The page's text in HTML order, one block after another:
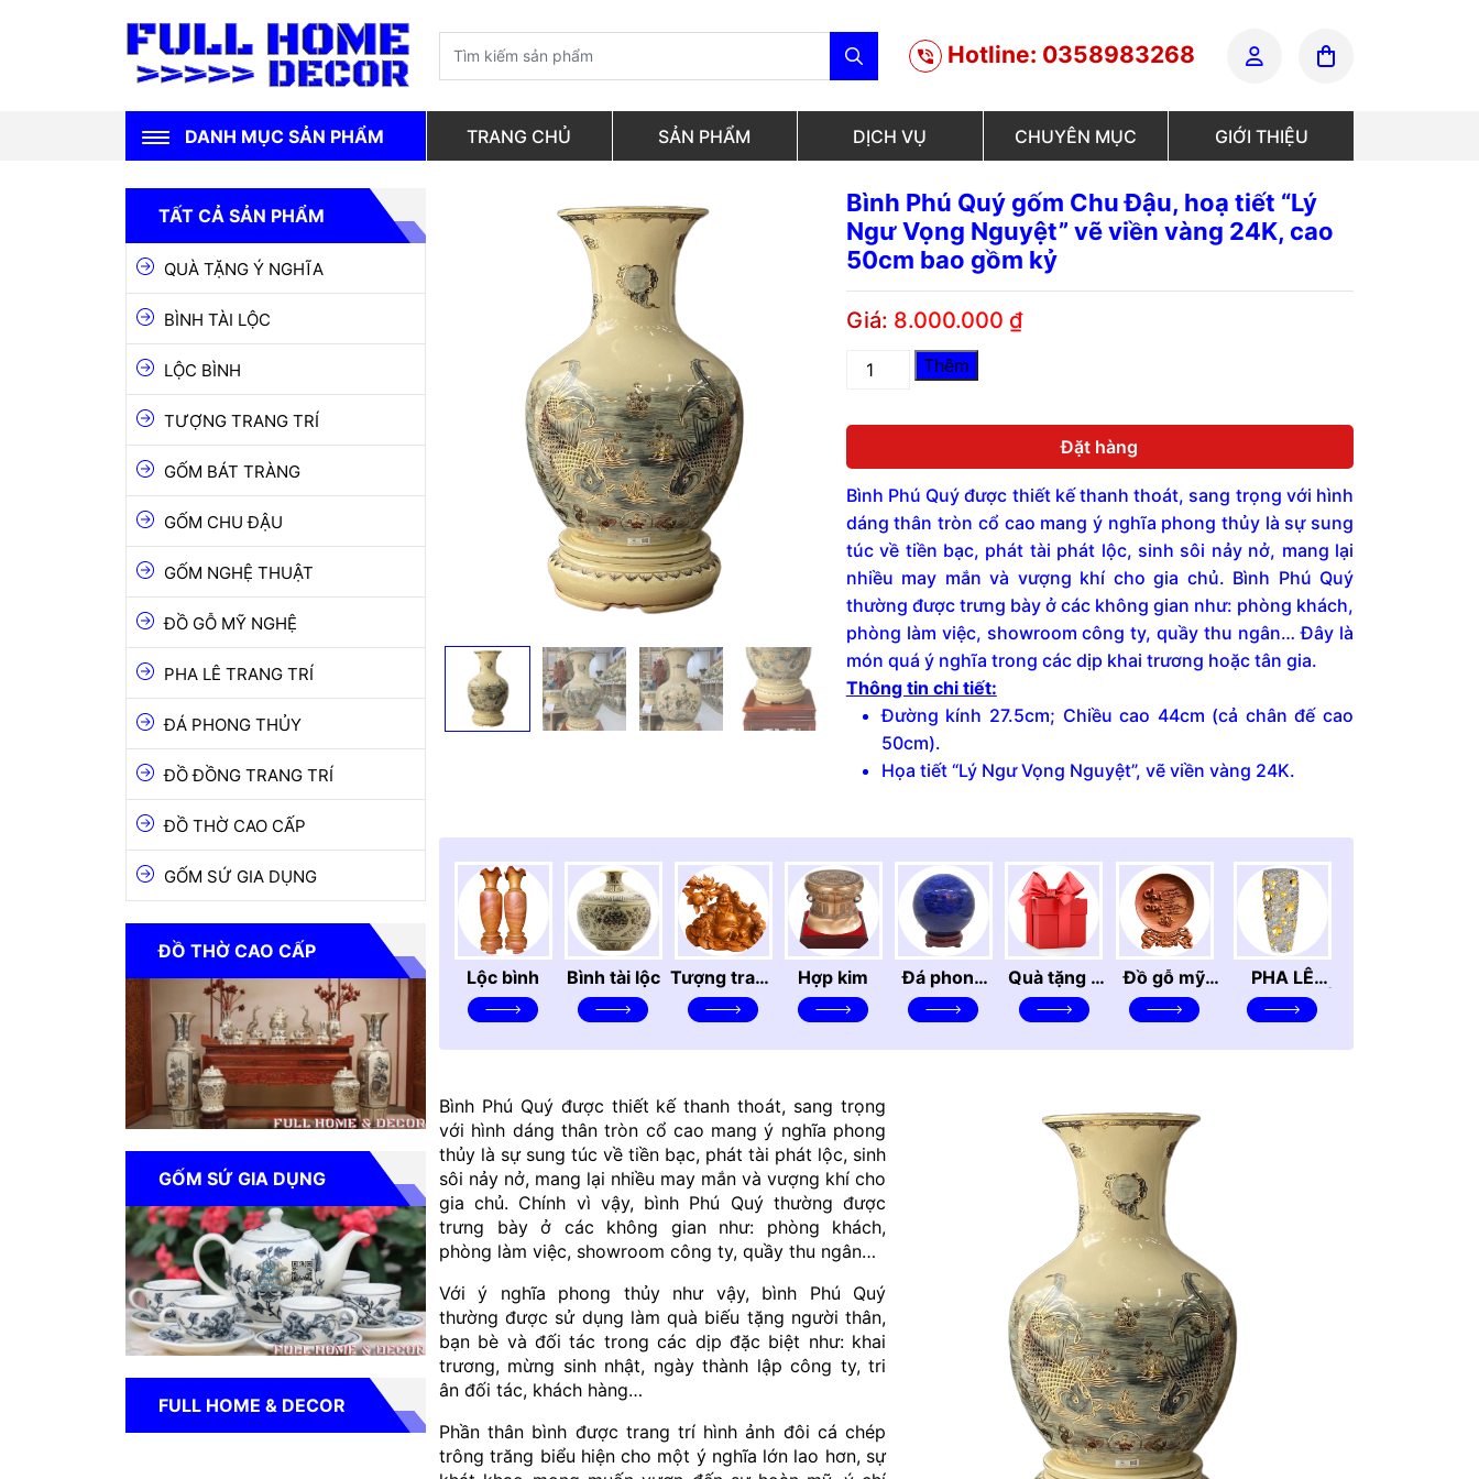
Hotline: 0358983268
DANH MỤC SẢN PHẨM
QUÀ TẶNG Ý NGHĨA
LỘC BÌNH
TƯỢNG TRANG TRÍ
GỐM BÁT TRÀNG
GỐM CHU ĐẬU
GỐM NGHỆ THUẬT
ĐỒ GỖ MỸ NGHỆ
PHA LÊ TRANG TRÍ
ĐÁ PHONG THỦY
ĐỒ ĐỒNG TRANG TRÍ
GỐM SỨ GIA DỤNG
TRANG CHỦ SẢN PHẨM DỊCH VỤ CHUYÊN MỤC GIỚI THIỆU
TẤT CẢ SẢN PHẨM
QUÀ TẶNG Ý NGHĨA
BÌNH TÀI LỘC
LỘC BÌNH
TƯỢNG TRANG TRÍ
GỐM BÁT TRÀNG
GỐM CHU ĐẬU
GỐM NGHỆ THUẬT
ĐỒ GỖ MỸ NGHỆ
PHA LÊ TRANG TRÍ
ĐÁ PHONG THỦY
ĐỒ ĐỒNG TRANG TRÍ
ĐỒ THỜ CAO CẤP
GỐM SỨ GIA DỤNG
ĐỒ THỜ CAO CẤP
GỐM SỨ GIA DỤNG
FULL HOME & DECOR
Bình Phú Quý gốm Chu Đậu, hoạ tiết “Lý
Ngư Vọng Nguyệt” vẽ viền vàng 24K, cao
50cm bao gồm kỷ
Giá: 8.000.000 ₫
Bình Phú Quý được thiết kế thanh thoát, sang trọng với hình
dáng thân tròn cổ cao mang ý nghĩa phong thủy là sự sung
túc về tiền bạc, phát tài phát lộc, sinh sôi nảy nở, mang lại
nhiều may mắn và vượng khí cho gia chủ. Bình Phú Quý
thường được trưng bày ở các không gian như: phòng khách,
phòng làm việc, showroom công ty, quầy thu ngân… Đây là
món quá ý nghĩa trong các dịp khai trương hoặc tân gia.
Thông tin chi tiết:
Đường kính 27.5cm; Chiều cao 44cm (cả chân đế cao
50cm).
Họa tiết “Lý Ngư Vọng Nguyệt”, vẽ viền vàng 24K.
Bình
gốm
Đậu,
hoạ
tiết
"Lý
Ngư
Vọng
Nguyệt"
vẽ
viền
vàng
24K,
50cm
quantity
Thêm
Đặt hàng
Lộc bình Bình tài lộc Tượng trang
trí
Hợp kim
Đá phong
thủy
Quà tặng ý
nghĩa
Đồ gỗ mỹ
nghệ
PHA LÊ
TRANG TRÍ
Bình Phú Quý được thiết kế thanh thoát, sang trọng
với hình dáng thân tròn cổ cao mang ý nghĩa phong
thủy là sự sung túc về tiền bạc, phát tài phát lộc, sinh
sôi nảy nở, mang lại nhiều may mắn và vượng khí cho
gia chủ. Chính vì vậy, bình Phú Quý thường được
trưng bày ở các không gian như: phòng khách,
phòng làm việc, showroom công ty, quầy thu ngân…
Với ý nghĩa phong thủy như vậy, bình Phú Quý
thường được sử dụng làm quà biếu tặng người thân,
bạn bè và đối tác trong các dịp đặc biệt như: khai
trương, mừng sinh nhật, ngày thành lập công ty, tri
ân đối tác, khách hàng…
Phần thân bình được trang trí hình ảnh đôi cá chép
trông trăng biểu hiện cho một ý nghĩa lớn lao hơn, sự